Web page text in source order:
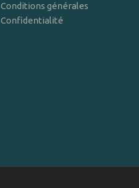
Conditions générales
Confidentialité